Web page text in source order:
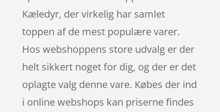
Kæledyr, der virkelig har samlet
toppen af de mest populære varer.
Hos webshoppens store udvalg er der
helt sikkert noget for dig, og der er det
oplagte valg denne vare. Købes der ind
i online webshops kan priserne findes